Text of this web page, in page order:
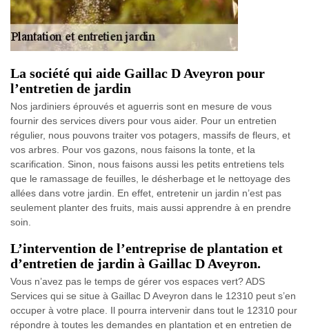
La société qui aide Gaillac D Aveyron pour
l’entretien de jardin
Nos jardiniers éprouvés et aguerris sont en mesure de vous
fournir des services divers pour vous aider. Pour un entretien
régulier, nous pouvons traiter vos potagers, massifs de fleurs, et
vos arbres. Pour vos gazons, nous faisons la tonte, et la
scarification. Sinon, nous faisons aussi les petits entretiens tels
que le ramassage de feuilles, le désherbage et le nettoyage des
allées dans votre jardin. En effet, entretenir un jardin n’est pas
seulement planter des fruits, mais aussi apprendre à en prendre
soin.
L’intervention de l’entreprise de plantation et
d’entretien de jardin à Gaillac D Aveyron.
Vous n’avez pas le temps de gérer vos espaces vert? ADS
Services qui se situe à Gaillac D Aveyron dans le 12310 peut s’en
occuper à votre place. Il pourra intervenir dans tout le 12310 pour
répondre à toutes les demandes en plantation et en entretien de